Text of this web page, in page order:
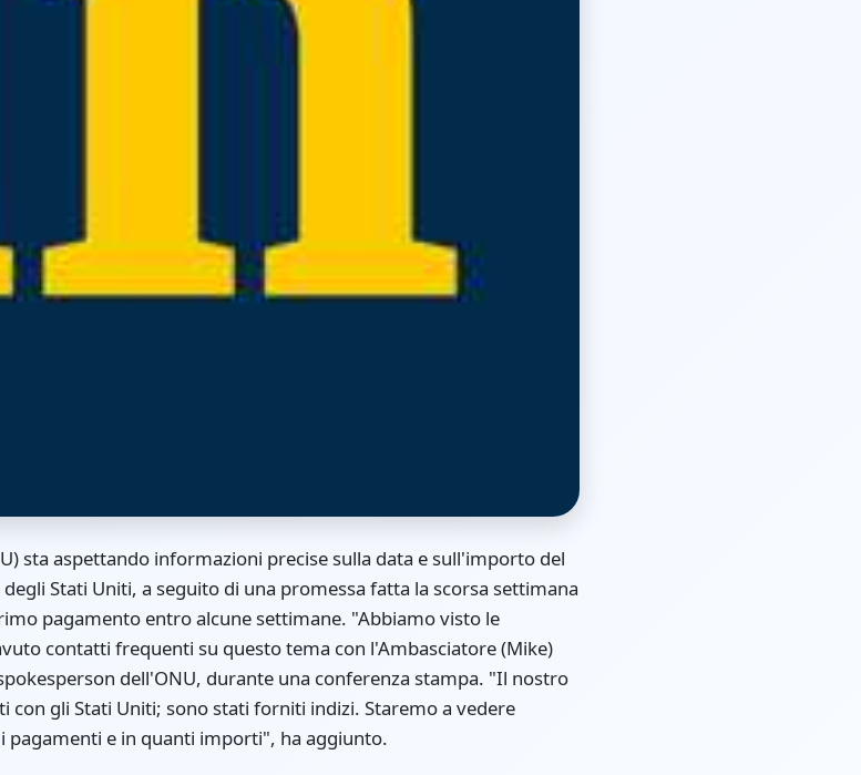
sta aspettando informazioni precise sulla data e sull'importo del
Stati Uniti, a seguito di una promessa fatta la scorsa settimana
pagamento entro alcune settimane. "Abbiamo visto le
contatti frequenti su questo tema con l'Ambasciatore (Mike)
dell'ONU, durante una conferenza stampa. "Il nostro
con gli Stati Uniti; sono stati forniti indizi. Staremo a vedere
e in quanti importi", ha aggiunto.